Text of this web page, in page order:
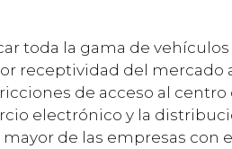
toda la gama de vehículos
receptividad del mercado
de acceso al centro
electrónico y la
de las empresas con